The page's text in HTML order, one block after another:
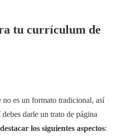
tu currículum de
no es un formato tradicional, así
darle un trato de página
los siguientes aspectos: